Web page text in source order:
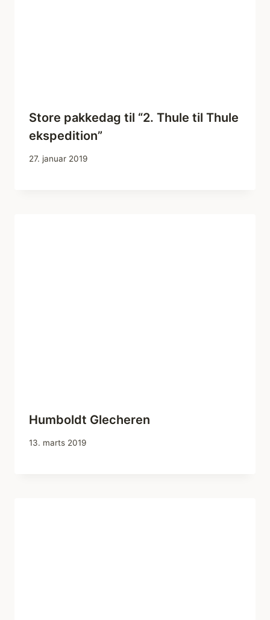
Store pakkedag til “2. Thule til Thule
ekspedition”
27. januar 2019
Humboldt Glecheren
13. marts 2019